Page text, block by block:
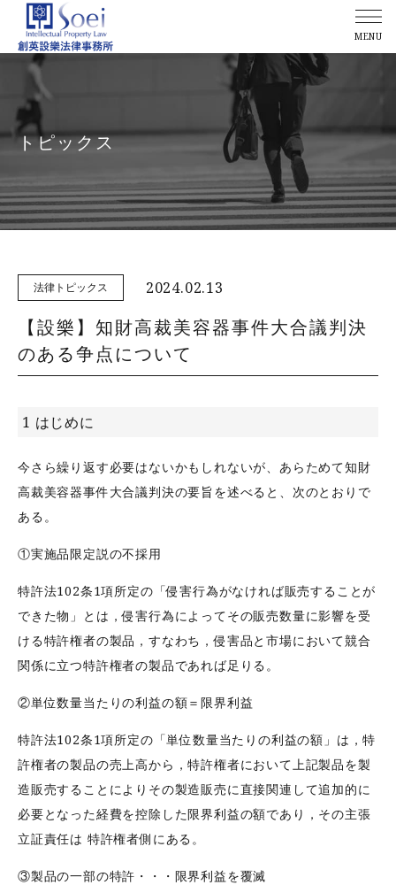
MENU
トピックス
法律トピックス 2024.02.13
【設樂】知財高裁美容器事件大合議判決
のある争点について
1 はじめに
今さら繰り返す必要はないかもしれないが、あらためて知財
高裁美容器事件大合議判決の要旨を述べると、次のとおりで
ある。
①実施品限定説の不採用
特許法102条1項所定の「侵害行為がなければ販売することが
できた物」とは，侵害行為によってその販売数量に影響を受
ける特許権者の製品，すなわち，侵害品と市場において競合
関係に立つ特許権者の製品であれば足りる。
②単位数量当たりの利益の額＝限界利益
特許法102条1項所定の「単位数量当たりの利益の額」は，特
許権者の製品の売上高から，特許権者において上記製品を製
造販売することによりその製造販売に直接関連して追加的に
必要となった経費を控除した限界利益の額であり，その主張
立証責任は 特許権者側にある。
③製品の一部の特許・・・限界利益を覆滅